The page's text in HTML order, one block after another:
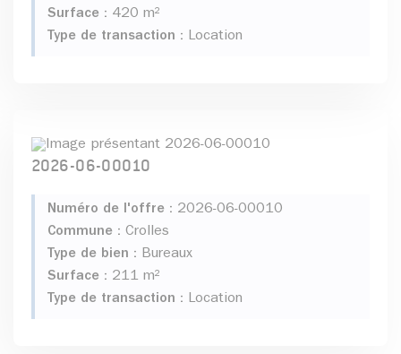
Surface : 420 m²
Type de transaction : Location
2026-06-00010
Numéro de l'offre : 2026-06-00010
Commune : Crolles
Type de bien : Bureaux
Surface : 211 m²
Type de transaction : Location